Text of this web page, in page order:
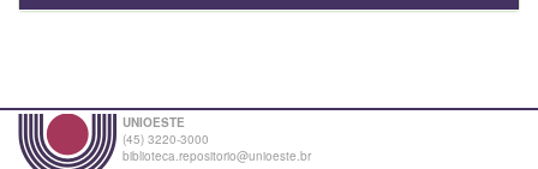
UNIOESTE
(45) 3220-3000
biblioteca.repositorio@unioeste.br